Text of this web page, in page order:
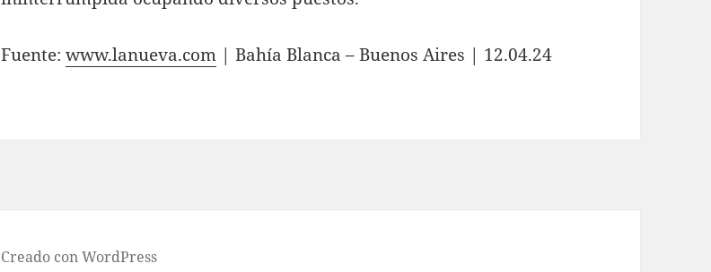
Fuente:www.lanueva.com | Bahía Blanca – Buenos Aires | 12.04.24
Creado con WordPress